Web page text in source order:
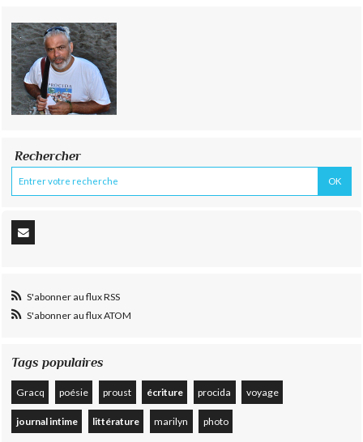
Rechercher
S'abonner au flux RSS
S'abonner au flux ATOM
Tags populaires
Gracq poésie proust écriture procida voyage
journal intime littérature marilyn photo